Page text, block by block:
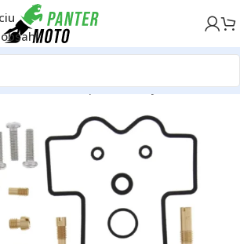
KarburátorOpravné sady karburátora